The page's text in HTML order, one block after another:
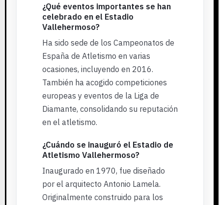
¿Qué eventos importantes se han
celebrado en el Estadio
Vallehermoso?
Ha sido sede de los Campeonatos de
España de Atletismo en varias
ocasiones, incluyendo en 2016.
También ha acogido competiciones
europeas y eventos de la Liga de
Diamante, consolidando su reputación
en el atletismo.
¿Cuándo se inauguró el Estadio de
Atletismo Vallehermoso?
Inaugurado en 1970, fue diseñado
por el arquitecto Antonio Lamela.
Originalmente construido para los